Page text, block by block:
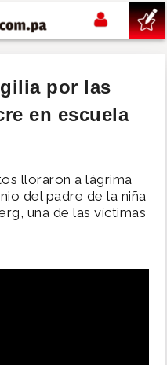
por las
en escuela
lloraron a lágrima
del padre de la niña
una de las víctimas